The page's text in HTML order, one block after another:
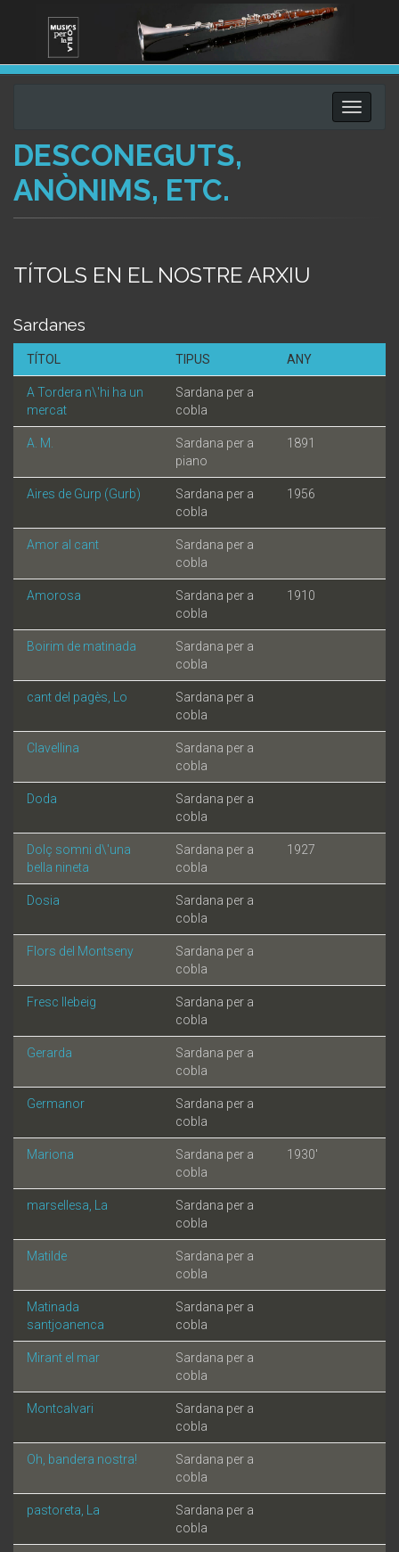
Toggle
DESCONEGUTS,
ANÒNIMS, ETC.
TÍTOLS EN EL NOSTRE ARXIU
Sardanes
TÍTOL TIPUS ANY
A Tordera n\'hi ha un
mercat
Sardana per a
cobla
A. M.
Sardana per a
piano
1891
Aires de Gurp (Gurb)
Sardana per a
cobla
1956
Amor al cant
Sardana per a
cobla
Amorosa
Sardana per a
cobla
1910
Boirim de matinada
Sardana per a
cobla
cant del pagès, Lo
Sardana per a
cobla
Clavellina
Sardana per a
cobla
Doda
Sardana per a
cobla
Dolç somni d\'una
bella nineta
Sardana per a
cobla
1927
Dosia
Sardana per a
cobla
Flors del Montseny
Sardana per a
cobla
Fresc llebeig
Sardana per a
cobla
Gerarda
Sardana per a
cobla
Germanor
Sardana per a
cobla
Mariona
Sardana per a
cobla
1930'
marsellesa, La
Sardana per a
cobla
Matilde
Sardana per a
cobla
Matinada
santjoanenca
Sardana per a
cobla
Mirant el mar
Sardana per a
cobla
Montcalvari
Sardana per a
cobla
Oh, bandera nostra!
Sardana per a
cobla
pastoreta, La
Sardana per a
cobla